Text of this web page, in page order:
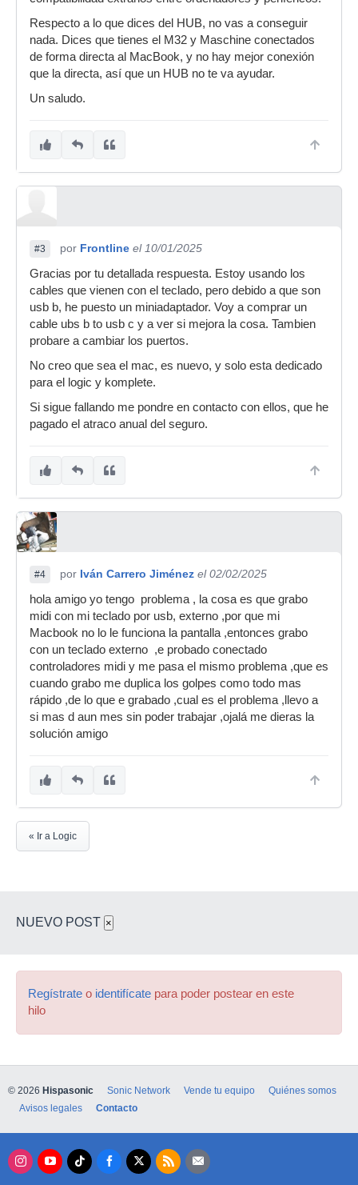
Respecto a lo que dices del HUB, no vas a conseguir
nada. Dices que tienes el M32 y Maschine conectados
de forma directa al MacBook, y no hay mejor conexión
que la directa, así que un HUB no te va ayudar.
Un saludo.
#3 por Frontline el 10/01/2025
Gracias por tu detallada respuesta. Estoy usando los
cables que vienen con el teclado, pero debido a que son
usb b, he puesto un miniadaptador. Voy a comprar un
cable ubs b to usb c y a ver si mejora la cosa. Tambien
probare a cambiar los puertos.
No creo que sea el mac, es nuevo, y solo esta dedicado
para el logic y komplete.
Si sigue fallando me pondre en contacto con ellos, que he
pagado el atraco anual del seguro.
#4 por Iván Carrero Jiménez el 02/02/2025
hola amigo yo tengo problema , la cosa es que grabo
midi con mi teclado por usb, externo ,por que mi
Macbook no lo le funciona la pantalla ,entonces grabo
con un teclado externo ,e probado conectado
controladores midi y me pasa el mismo problema ,que es
cuando grabo me duplica los golpes como todo mas
rápido ,de lo que e grabado ,cual es el problema ,llevo a
si mas d aun mes sin poder trabajar ,ojalá me dieras la
solución amigo
« Ir a Logic
NUEVO POST ×
Regístrate o identifícate para poder postear en este
hilo
© 2026 Hispasonic Sonic Network Vende tu equipo
Quiénes somos
Avisos legales
Contacto